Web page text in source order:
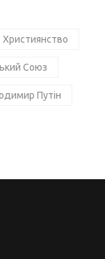
Християнство
Союз
Путін